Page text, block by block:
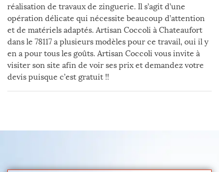
réalisation de travaux de zinguerie. Il s’agit d’une
opération délicate qui nécessite beaucoup d’attention
et de matériels adaptés. Artisan Coccoli à Chateaufort
dans le 78117 a plusieurs modèles pour ce travail, oui il y
en a pour tous les goûts. Artisan Coccoli vous invite à
visiter son site afin de voir ses prix et demandez votre
devis puisque c’est gratuit !!